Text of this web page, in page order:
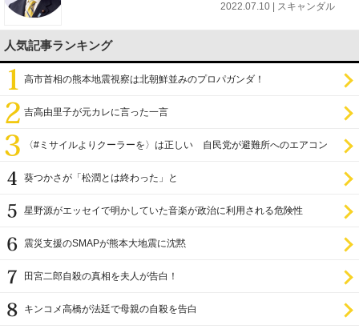
2022.07.10 | スキャンダル
人気記事ランキング
高市首相の熊本地震視察は北朝鮮並みのプロパガンダ！
吉高由里子が元カレに言った一言
〈#ミサイルよりクーラーを〉は正しい 自民党が避難所へのエアコン
葵つかさが「松潤とは終わった」と
星野源がエッセイで明かしていた音楽が政治に利用される危険性
震災支援のSMAPが熊本大地震に沈黙
田宮二郎自殺の真相を夫人が告白！
キンコメ高橋が法廷で母親の自殺を告白